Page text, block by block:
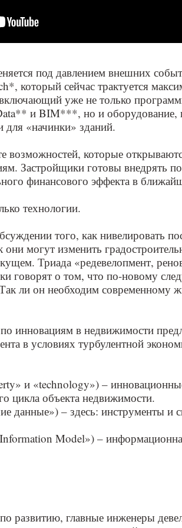
под давлением внешних
который сейчас трактуется
уже не только
и BIM***, но и оборудование,
для «начинки» зданий.
возможностей, которые
Застройщики готовы внедрять
финансового эффекта в
технологии.
того, как нивелировать
они могут изменить
Триада «редевелопмент,
говорят о том, что по-новому
ли он необходим современному
инновациям в недвижимости
в условиях турбулентной
и «technology») –
цикла объекта недвижимости.
данные») – здесь: инструменты и
Model») –
развитию, главные инженеры